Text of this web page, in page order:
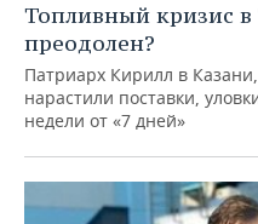
Топливный кризис в
преодолен?
Патриарх Кирилл в
нарастили поставки,
недели от «7 дней»